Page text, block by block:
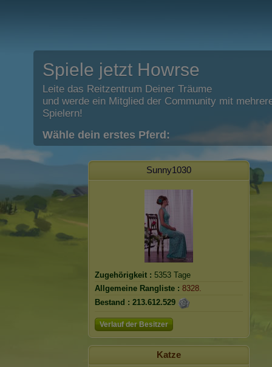
Spiele jetzt Howrse
Leite das Reitzentrum Deiner Träume
und werde ein Mitglied der Community mit
Spielern!
Wähle dein erstes Pferd:
Sunny1030
Zugehörigkeit : 5353 Tage
Allgemeine Rangliste : 8328.
Bestand : 213.612.529
Verlauf der Besitzer
Katze